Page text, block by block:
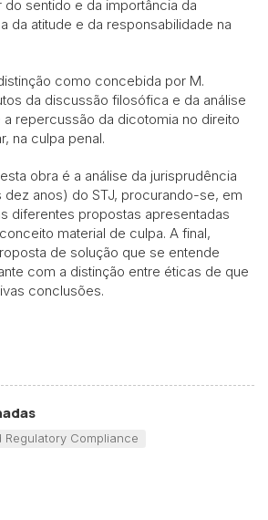
sentido e da importância da
da atitude e da responsabilidade na
como concebida por M.
da discussão filosófica e da análise
a repercussão da dicotomia no direito
na culpa penal.
obra é a análise da jurisprudência
anos) do STJ, procurando-se, em
diferentes propostas apresentadas
material de culpa. A final,
de solução que se entende
com a distinção entre éticas de que
conclusões.
Compliance